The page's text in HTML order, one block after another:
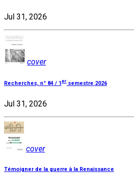
Jul 31, 2026
cover
Recherches, n° 84 / 1 er semestre 2026
Jul 31, 2026
cover
Témoigner de la guerre à la Renaissance